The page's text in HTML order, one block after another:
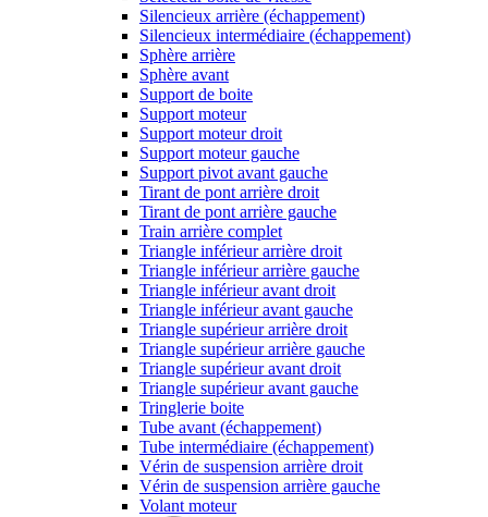
Silencieux arrière (échappement)
Silencieux intermédiaire (échappement)
Sphère arrière
Sphère avant
Support de boite
Support moteur
Support moteur droit
Support moteur gauche
Support pivot avant gauche
Tirant de pont arrière droit
Tirant de pont arrière gauche
Train arrière complet
Triangle inférieur arrière droit
Triangle inférieur arrière gauche
Triangle inférieur avant droit
Triangle inférieur avant gauche
Triangle supérieur arrière droit
Triangle supérieur arrière gauche
Triangle supérieur avant droit
Triangle supérieur avant gauche
Tringlerie boite
Tube avant (échappement)
Tube intermédiaire (échappement)
Vérin de suspension arrière droit
Vérin de suspension arrière gauche
Volant moteur